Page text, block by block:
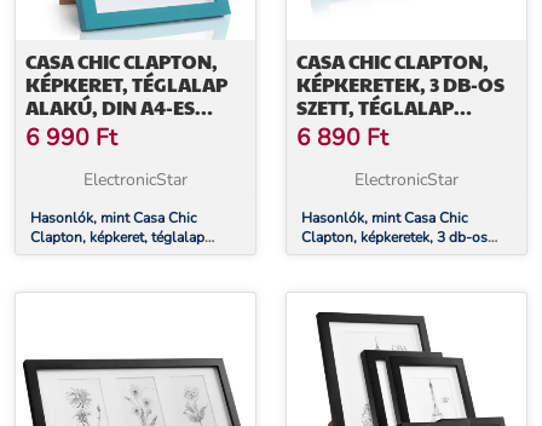
CASA CHIC CLAPTON,
KÉPKERET, TÉGLALAP
ALAKÚ, DIN A4-ES
FÉNYKÉPEK 28,7 X 20
CM, PASZPARTU,
VALÓDI FA
6 990 Ft
ElectronicStar
Hasonlók, mint Casa Chic
Clapton, képkeret, téglalap
alakú, DIN A4-es fényképek
fa
CASA CHIC CLAPTON,
KÉPKERETEK, 3 DB-OS
SZETT, TÉGLALAP
ALAKÚ, 14 X 9 CM,
PASZPARTU, ÜVEG
6 890 Ft
ElectronicStar
Hasonlók, mint Casa Chic
Clapton, képkeretek, 3 db-os
szett, téglalap alakú, 14 x 9 cm,